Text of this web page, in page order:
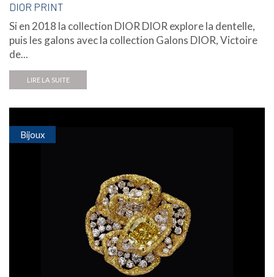
DIOR PRINT
Si en 2018 la collection DIOR DIOR explore la dentelle,
puis les galons avec la collection Galons DIOR, Victoire
de...
LIRE LA SUITE
Bijoux